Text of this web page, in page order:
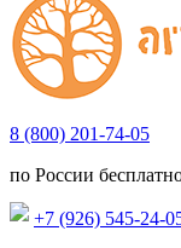
8 (800) 201-74-05
по России
+7 (926) 545-24-